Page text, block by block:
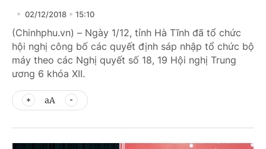
02/12/2018 15:10
(Chinhphu.vn) – Ngày 1/12, tỉnh Hà Tĩnh đã tổ chức
hội nghị công bố các quyết định sáp nhập tổ chức bộ
máy theo các Nghị quyết số 18, 19 Hội nghị Trung
ương 6 khóa XII.
aA